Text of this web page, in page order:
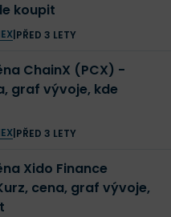
koupit
| PŘED 3 LETY
ChainX (PCX) -
graf vývoje, kde
| PŘED 3 LETY
Xido Finance